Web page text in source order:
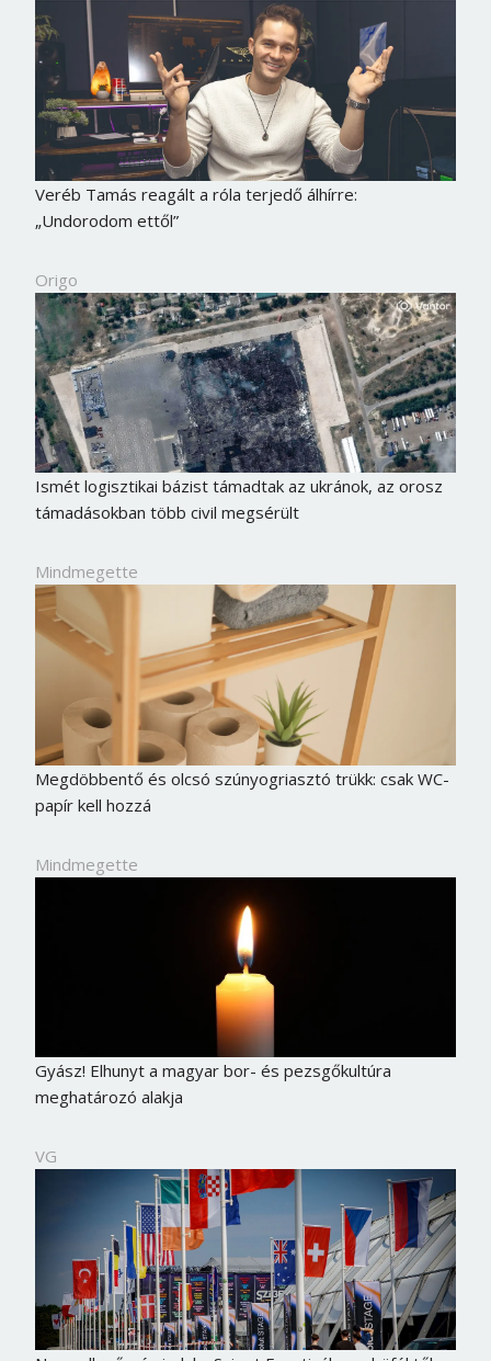
Veréb Tamás reagált a róla terjedő álhírre:
„Undorodom ettől”
Origo
Ismét logisztikai bázist támadtak az ukránok, az orosz
támadásokban több civil megsérült
Mindmegette
Megdöbbentő és olcsó szúnyogriasztó trükk: csak WC-
papír kell hozzá
Mindmegette
Gyász! Elhunyt a magyar bor- és pezsgőkultúra
meghatározó alakja
VG
Borsonline bejelentkezés
E-mail cím vagy felhasználónév